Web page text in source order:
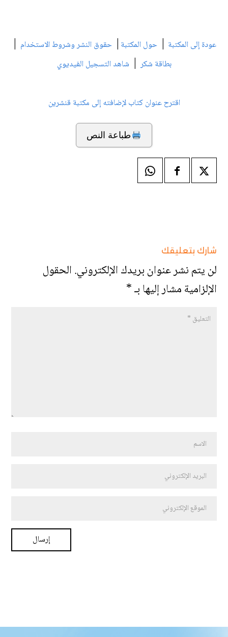
عودة إلى المكتبة | حول المكتبة | حقوق النشر وشروط الاستخدام |
بطاقة شكر| شاهد التسجيل الفيديوي
اقترح عنوان كتاب لإضافته إلى مكتبة قنشرين
طباعة النص
شارك بتعليقك
لن يتم نشر عنوان بريدك الإلكتروني.الحقول
الإلزامية مشار إليها بـ*